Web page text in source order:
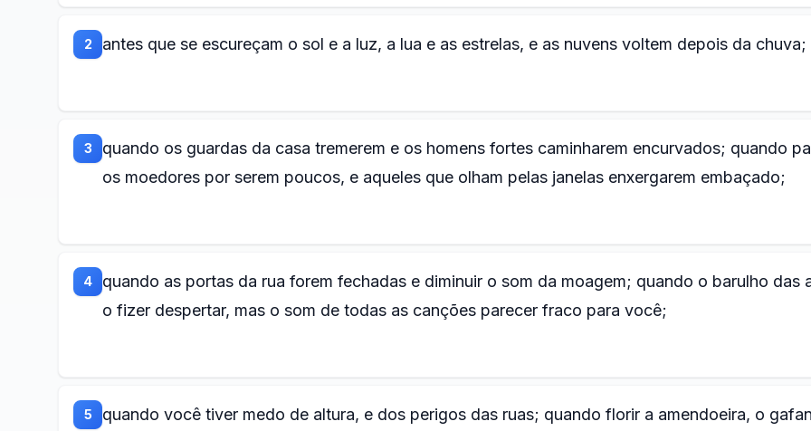
2 antes que se escureçam o sol e a luz, a lua e as estrelas, e as nuvens voltem depois da chuva;
3
quando os guardas da casa tremerem e os homens fortes caminharem encurvados; quando
os moedores por serem poucos, e aqueles que olham pelas janelas enxergarem embaçado;
4
quando as portas da rua forem fechadas e diminuir o som da moagem; quando o barulho das
o fizer despertar, mas o som de todas as canções parecer fraco para você;
5
quando você tiver medo de altura, e dos perigos das ruas; quando florir a amendoeira, o